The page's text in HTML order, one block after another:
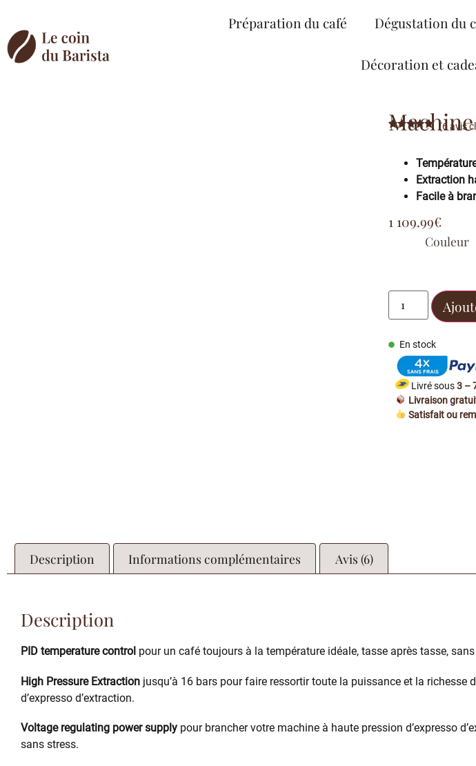
Préparation du café Dégustation du
Décoration et
Machine
notations
(6avis
Extraction
Facile à
1 109.99€
Couleur
En stock
Livré sous3 –
Livraison
Satisfait ou
Description Informations complémentaires Avis (6)
Description
PID temperature control pour un café toujours à la température idéale, tasse après tasse,
High Pressure Extraction jusqu’à 16 bars pour faire ressortir toute la puissance et la
d’expresso d’extraction.
Voltage regulating power supply pour brancher votre machine à haute pression d’expresso
sans stress.